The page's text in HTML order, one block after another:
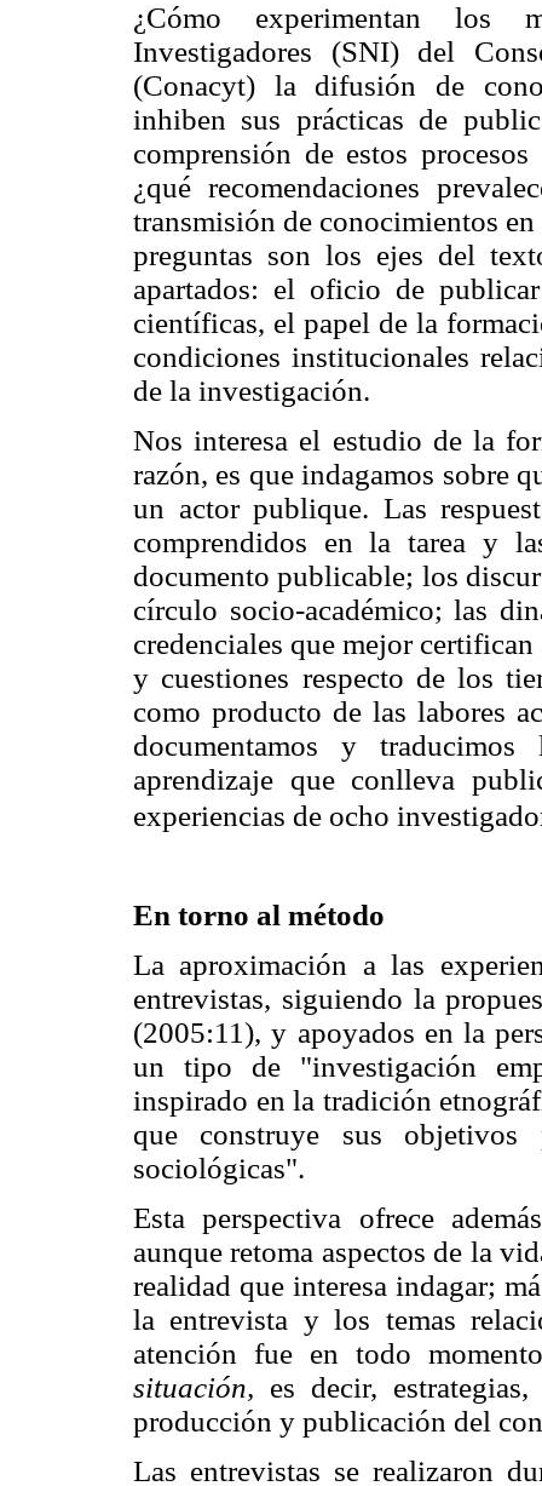
¿Cómo experimentan los
Investigadores (SNI) del
(Conacyt) la difusión de
inhiben sus prácticas de
comprensión de estos
¿qué recomendaciones
transmisión de conocimientos en
preguntas son los ejes del
apartados: el oficio de
científicas, el papel de la
condiciones institucionales
de la investigación.
Nos interesa el estudio de la
razón, es que indagamos sobre
un actor publique. Las
comprendidos en la tarea y
documento publicable; los
círculo socio-académico; las
credenciales que mejor
y cuestiones respecto de los
como producto de las labores
documentamos y
aprendizaje que conlleva
experiencias de ocho
En torno al método
La aproximación a las
entrevistas, siguiendo la
(2005:11), y apoyados en la
un tipo de "investigación
inspirado en la tradición
que construye sus objetivos
sociológicas".
Esta perspectiva ofrece
aunque retoma aspectos de la
realidad que interesa indagar;
la entrevista y los temas
atención fue en todo
situación, es decir,
producción y publicación del
Las entrevistas se realizaron